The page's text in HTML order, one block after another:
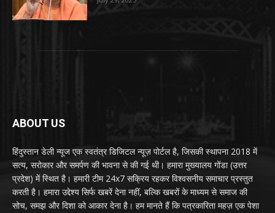
ABOUT US
हिंदुस्तान डेली न्यूज एक स्वतंत्र डिजिटल न्यूज़ पोर्टल है, जिसकी स्थापना 2018 में
सत्य, सरोकार और समर्पण की भावना से की गई थी। हमारा मुख्यालय गोंडा (उत्तर
प्रदेश) में स्थित है। हमारी टीम 24x7 सक्रिय रहकर विश्वसनीय समाचार प्रस्तुत
करती है। हमारा उद्देश्य सिर्फ खबरें देना नहीं, बल्कि खबरों के माध्यम से समाज की
सोच, समझ और दिशा को आकार देना है। हम मानते हैं कि पत्रकारिता महज़ एक पेशा